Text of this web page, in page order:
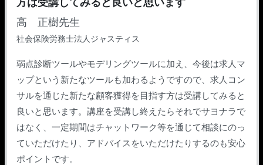
方は受講してみると良いと思います
高 正樹先生
社会保険労務士法人ジャスティス
弱点診断ツールやモデリングツールに加え、今後は求人マ
ップという新たなツールも加わるようですので、求人コン
サルを通じた新たな顧客獲得を目指す方は受講してみると
良いと思います。講座を受講し終えたらそれでサヨナラで
はなく、一定期間はチャットワーク等を通じて相談にのっ
ていただけたり、アドバイスをいただけたりするのも安心
ポイントです。